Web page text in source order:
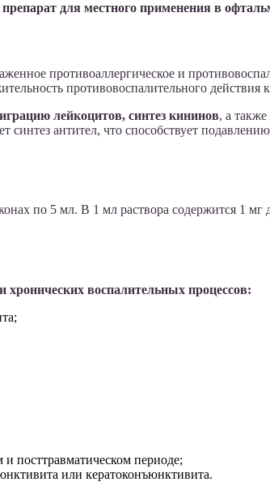
для местного применения в
противоаллергическое и
противовоспалительного действия
лейкоцитов, синтез кининов, а
антител, что способствует
по 5 мл. В 1 мл раствора содержится 1 мг
воспалительных процессов:
посттравматическом периоде;
или кератоконъюнктивита.